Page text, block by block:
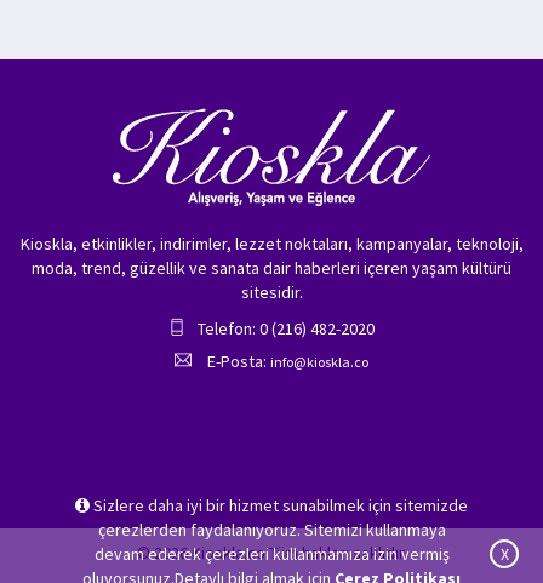
Sizlere daha iyi bir hizmet sunabilmek için sitemizde
çerezlerden faydalanıyoruz. Sitemizi kullanmaya
devam ederek çerezleri kullanmamıza izin vermiş
oluyorsunuz.Detaylı bilgi almak için Çerez Politikası
X
Kioskla, etkinlikler, indirimler, lezzet noktaları, kampanyalar, teknoloji,
moda, trend, güzellik ve sanata dair haberleri içeren yaşam kültürü
sitesidir.
Telefon: 0 (216) 482-2020
E-Posta: info@kioskla.co
© 2026 Kioskla.co Tüm hakları saklıdır.